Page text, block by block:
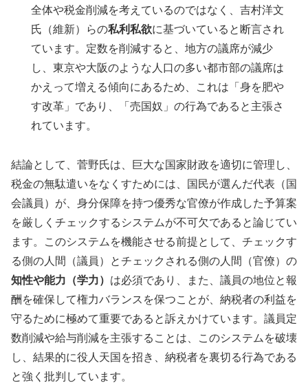
全体や税金削減を考えているのではなく、吉村洋文
氏（維新）らの私利私欲に基づいていると断言され
ています。定数を削減すると、地方の議席が減少
し、東京や大阪のような人口の多い都市部の議席は
かえって増える傾向にあるため、これは「身を肥や
す改革」であり、「売国奴」の行為であると主張さ
れています。
結論として、菅野氏は、巨大な国家財政を適切に管理し、
税金の無駄遣いをなくすためには、国民が選んだ代表（国
会議員）が、身分保障を持つ優秀な官僚が作成した予算案
を厳しくチェックするシステムが不可欠であると論じてい
ます。このシステムを機能させる前提として、チェックす
る側の人間（議員）とチェックされる側の人間（官僚）の
知性や能力（学力） は必須であり、また、議員の地位と報
酬を確保して権力バランスを保つことが、納税者の利益を
守るために極めて重要であると訴えかけています。議員定
数削減や給与削減を主張することは、このシステムを破壊
し、結果的に役人天国を招き、納税者を裏切る行為である
と強く批判しています。